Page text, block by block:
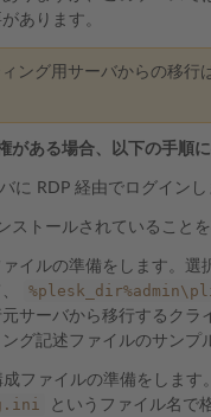
あります。
ング用サーバからの移行
がある場合、以下の手順に
に RDP 経由でログインし
ストールされていること
イルの準備をします。選
サーバから移行するク
グ記述ファイルのサンプ
ファイルの準備をします
というファイル名で